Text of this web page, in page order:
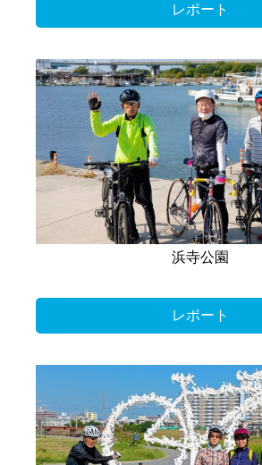
レポート
浜寺公園
レポート